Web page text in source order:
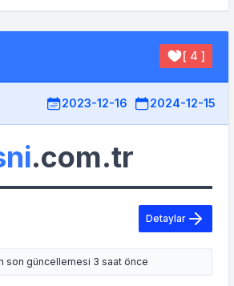
[ 4 ]
2023-12-16 2024-12-15
.com.tr
Detaylar
son güncellemesi 3 saat önce